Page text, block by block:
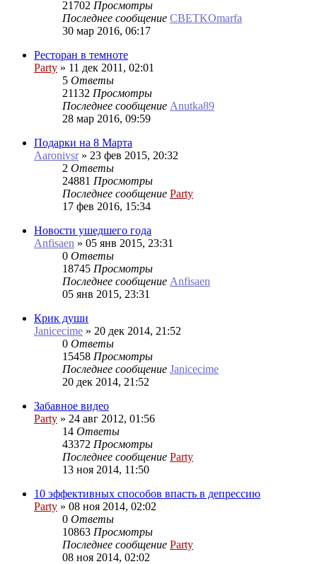
21702 Просмотры
Последнее сообщение CBETKOmarfa
30 мар 2016, 06:17
Ресторан в темноте
Party » 11 дек 2011, 02:01
5 Ответы
21132 Просмотры
Последнее сообщение Anutka89
28 мар 2016, 09:59
Подарки на 8 Марта
Aaronivsr» 23 фев 2015, 20:32
2 Ответы
24881 Просмотры
Последнее сообщение Party
17 фев 2016, 15:34
Новости ушедшего года
Anfisaen » 05 янв 2015, 23:31
0 Ответы
18745 Просмотры
Последнее сообщение Anfisaen
05 янв 2015, 23:31
Крик души
Janicecime » 20 дек 2014, 21:52
0 Ответы
15458 Просмотры
Последнее сообщение Janicecime
20 дек 2014, 21:52
Забавное видео
Party » 24 авг 2012, 01:56
14 Ответы
43372 Просмотры
Последнее сообщение Party
13 ноя 2014, 11:50
10 эффективных способов впасть в депрессию
Party » 08 ноя 2014, 02:02
0 Ответы
10863 Просмотры
Последнее сообщение Party
08 ноя 2014, 02:02